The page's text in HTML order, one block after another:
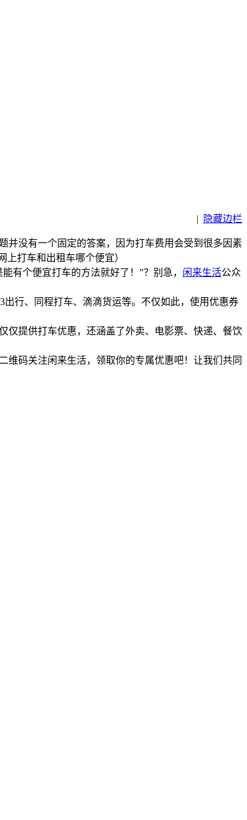
| 隐藏边栏
并没有一个固定的答案，因为打车费用会受到很多因素
有个便宜打车的方法就好了！”？别急， 闲来生活公众
行、同程打车、滴滴货运等。不仅如此，使用优惠券
仅提供打车优惠，还涵盖了外卖、电影票、快递、餐饮
码关注闲来生活，领取你的专属优惠吧！让我们共同